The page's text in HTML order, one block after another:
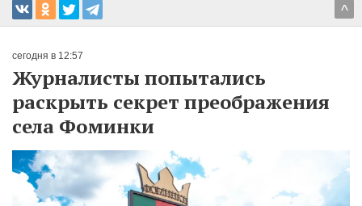
^
сегодня в 12:57
Журналисты попытались
раскрыть секрет преображения
села Фоминки